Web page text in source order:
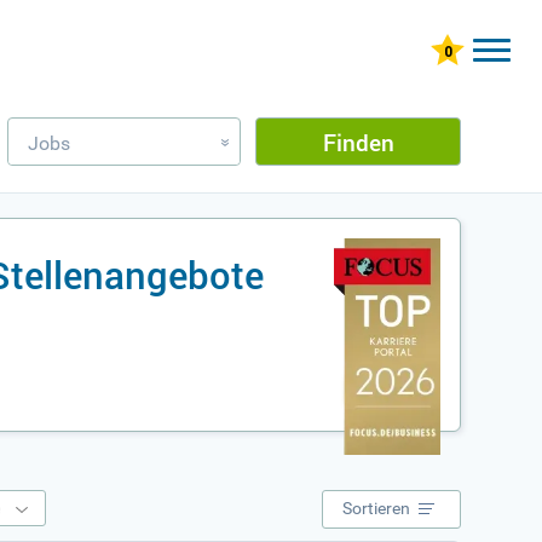
Jobs » Finden
Sortieren